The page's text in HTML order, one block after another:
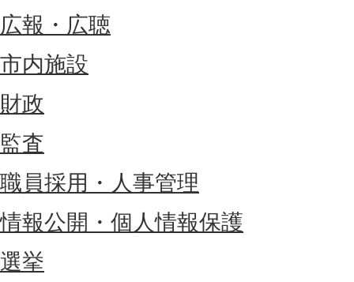
広報・広聴
市内施設
財政
監査
職員採用・人事管理
情報公開・個人情報保護
選挙